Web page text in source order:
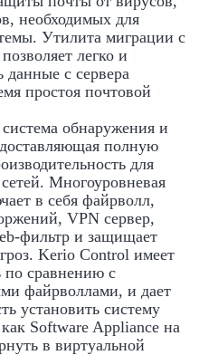
необходимых для
Утилита миграции с
легко и
с сервера
простоя почтовой
обнаружения и
полную
для
Многоуровневая
в себя файрволл,
VPN сервер,
фильтр и защищает
Kerio Control имеет
сравнению с
файрволлами, и дает
установить систему
Software Appliance на
в виртуальной